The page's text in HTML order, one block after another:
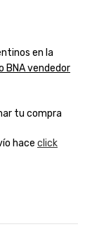
en la
BNA vendedor
tu compra
hace click